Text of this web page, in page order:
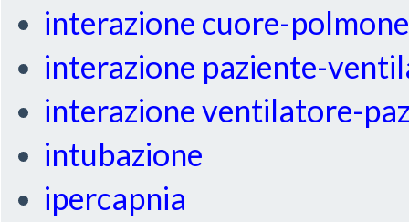
interazione cuore-polmone
interazione paziente-
interazione ventilatore-
intubazione
ipercapnia